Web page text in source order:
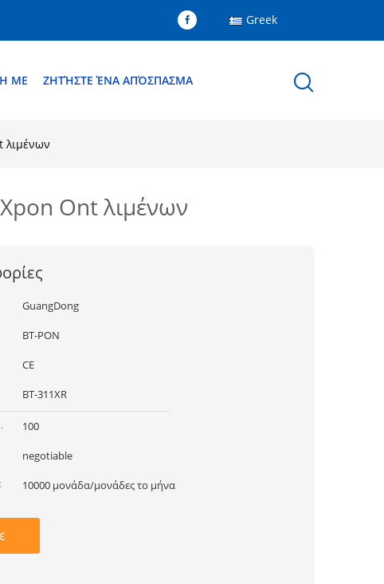
Greek
ΜΕ ΖΗΤΉΣΤΕ ΈΝΑ ΑΠΌΣΠΑΣΜΑ
λιμένων
Ont λιμένων
GuangDong
BT-PON
CE
BT-311XR
100
negotiable
10000 μονάδα/μονάδες το μήνα